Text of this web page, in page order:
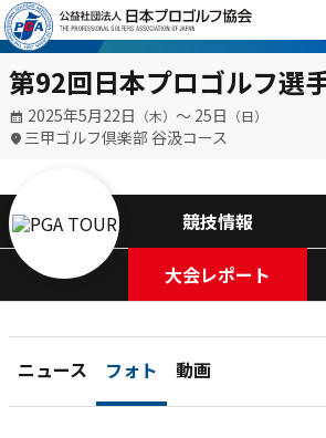
第92回日本プロゴルフ選
2025年5月22日 （木） 〜 25日 （日）
三甲ゴルフ倶楽部 谷汲コース
競技情報
大会レポート
ニュース フォト 動画